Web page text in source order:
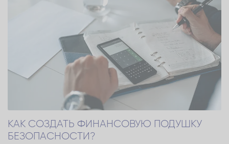
КАК СОЗДАТЬ ФИНАНСОВУЮ ПОДУШКУ
БЕЗОПАСНОСТИ?